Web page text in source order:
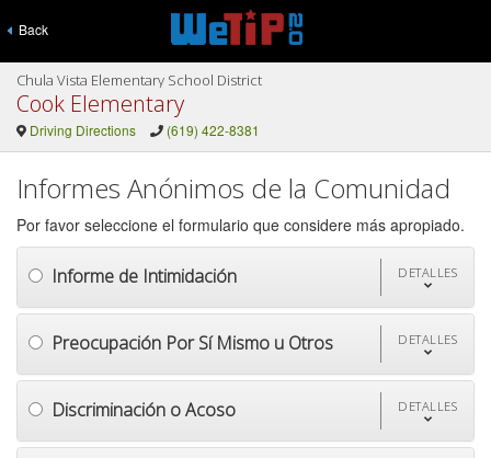
Back
Chula Vista Elementary School District
Cook Elementary
Driving Directions (619) 422-8381
Informes Anónimos de la Comunidad
Por favor seleccione el formulario que considere más apropiado.
Informe de Intimidación DETALLES
Preocupación Por Sí Mismo u Otros DETALLES
Discriminación o Acoso DETALLES